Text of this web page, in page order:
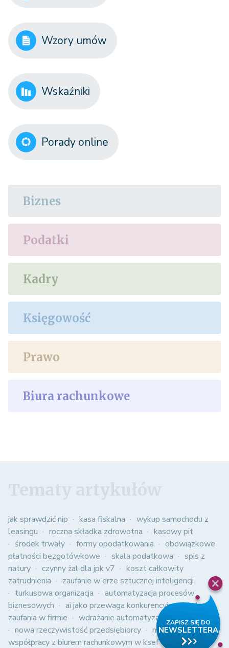
Wzory umów
Wskaźniki
Porady online
Biznes
Podatki
Kadry
Księgowość
Prawo
Biura rachunkowe
jak sprawdzić nip kasa fiskalna
wykup samochodu z
leasingu
roczna składka zdrowotna
kasowy pit
środek trwały
formy opodatkowania
obowiązkowe
płatności bezgotówkowe
skala podatkowa
spis z
natury
czynny żal dla jpk v7
koszt całkowity
zatrudnienia
zaufanie w erze sztucznej inteligencji
turkusowa organizacja
automatyzacja procesów
biznesowych
ai jako przewaga konkurencyjna
kultura
zaufania w firmie
wdrażanie automatyzacji w firmie
nowa rzeczywistość przedsiębiorcy
modele
współpracy z biurem rachunkowym w ksef
struktura